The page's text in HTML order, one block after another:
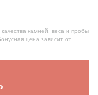
камней, веса и пробы
цена зависит от